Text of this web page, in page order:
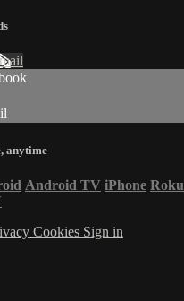
anytime
Android TV iPhone Roku
Cookies Sign in